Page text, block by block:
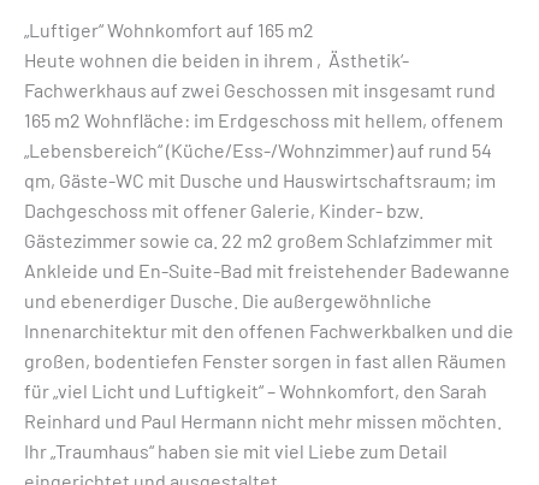
„Luftiger“ Wohnkomfort auf 165 m2
Heute wohnen die beiden in ihrem ‚Ästhetik‘-
Fachwerkhaus auf zwei Geschossen mit insgesamt rund
165 m2 Wohnfläche: im Erdgeschoss mit hellem, offenem
„Lebensbereich“ (Küche/Ess-/Wohnzimmer) auf rund 54
qm, Gäste-WC mit Dusche und Hauswirtschaftsraum; im
Dachgeschoss mit offener Galerie, Kinder- bzw.
Gästezimmer sowie ca. 22 m2 großem Schlafzimmer mit
Ankleide und En-Suite-Bad mit freistehender Badewanne
und ebenerdiger Dusche. Die außergewöhnliche
Innenarchitektur mit den offenen Fachwerkbalken und die
großen, bodentiefen Fenster sorgen in fast allen Räumen
für „viel Licht und Luftigkeit“ – Wohnkomfort, den Sarah
Reinhard und Paul Hermann nicht mehr missen möchten.
Ihr „Traumhaus“ haben sie mit viel Liebe zum Detail